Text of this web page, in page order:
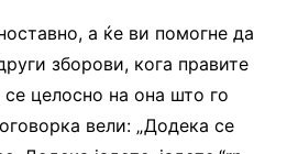
а ќе ви помогне да
зборови, кога правите
целосно на она што го
вели: „Додека се